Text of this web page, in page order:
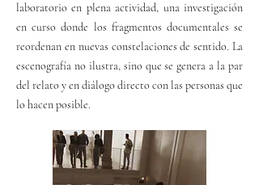
laboratorio en plena actividad, una investigación
en curso donde los fragmentos documentales se
reordenan en nuevas constelaciones de sentido. La
escenografía no ilustra, sino que se genera a la par
del relato y en diálogo directo con las personas que
lo hacen posible.